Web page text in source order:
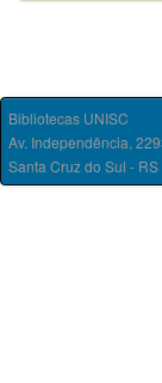
Bibliotecas UNISC
Av. Independência,
Santa Cruz do Sul -